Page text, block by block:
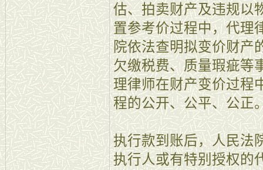
估、拍卖财产及违规以
置参考价过程中，代理
院依法查明拟变价财产
欠缴税费、质量瑕疵等
理律师在财产变价过程
程的公开、公平、公正
执行款到账后，人民法
执行人或有特别授权的